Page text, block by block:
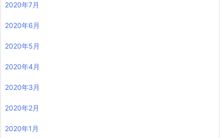
2020年7月
2020年6月
2020年5月
2020年4月
2020年3月
2020年2月
2020年1月